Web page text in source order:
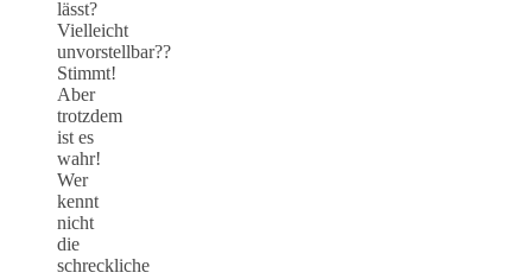
lässt?
Vielleicht
unvorstellbar??
Stimmt!
Aber
trotzdem
ist es
wahr!
Wer
kennt
nicht
die
schreckliche